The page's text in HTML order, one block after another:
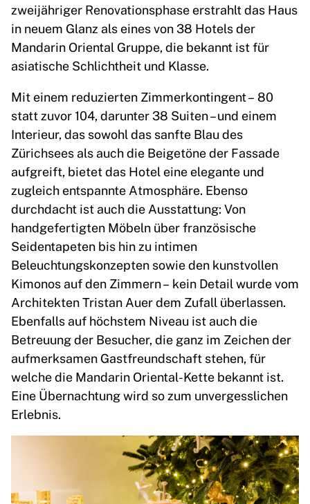
zweijähriger Renovationsphase erstrahlt das Haus
in neuem Glanz als eines von 38 Hotels der
Mandarin Oriental Gruppe, die bekannt ist für
asiatische Schlichtheit und Klasse.
Mit einem reduzierten Zimmerkontingent – 80
statt zuvor 104, darunter 38 Suiten – und einem
Interieur, das sowohl das sanfte Blau des
Zürichsees als auch die Beigetöne der Fassade
aufgreift, bietet das Hotel eine elegante und
zugleich entspannte Atmosphäre. Ebenso
durchdacht ist auch die Ausstattung: Von
handgefertigten Möbeln über französische
Seidentapeten bis hin zu intimen
Beleuchtungskonzepten sowie den kunstvollen
Kimonos auf den Zimmern – kein Detail wurde vom
Architekten Tristan Auer dem Zufall überlassen.
Ebenfalls auf höchstem Niveau ist auch die
Betreuung der Besucher, die ganz im Zeichen der
aufmerksamen Gastfreundschaft stehen, für
welche die Mandarin Oriental-Kette bekannt ist.
Eine Übernachtung wird so zum unvergesslichen
Erlebnis.